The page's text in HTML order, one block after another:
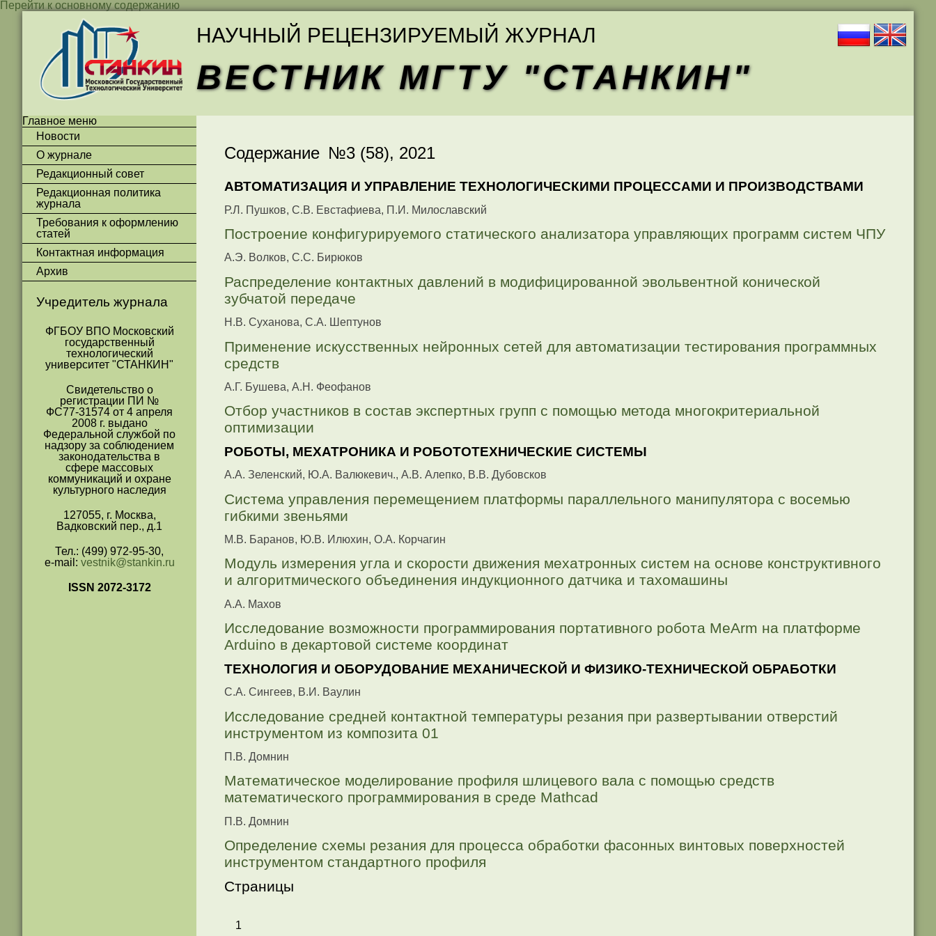
Перейти к основному содержанию
НАУЧНЫЙ РЕЦЕНЗИРУЕМЫЙ ЖУРНАЛ
ВЕСТНИК МГТУ "СТАНКИН"
Главное меню
Новости
О журнале
Редакционный совет
Редакционная политика
журнала
Требования к оформлению
статей
Контактная информация
Архив
Учредитель журнала
ФГБОУ ВПО Московский
государственный
технологический
университет "СТАНКИН"
Свидетельство о
регистрации ПИ №
ФС77-31574 от 4 апреля
2008 г. выдано
Федеральной службой по
надзору за соблюдением
законодательства в
сфере массовых
коммуникаций и охране
культурного наследия
127055, г. Москва,
Вадковский пер., д.1
Тел.: (499) 972-95-30,
e-mail: vestnik@stankin.ru
ISSN 2072-3172
Содержание №3 (58), 2021
АВТОМАТИЗАЦИЯ И УПРАВЛЕНИЕ ТЕХНОЛОГИЧЕСКИМИ ПРОЦЕССАМИ И ПРОИЗВОДСТВАМИ
Р.Л. Пушков, С.В. Евстафиева, П.И. Милославский
Построение конфигурируемого статического анализатора управляющих программ систем ЧПУ
А.Э. Волков, С.С. Бирюков
Распределение контактных давлений в модифицированной эвольвентной конической
зубчатой передаче
Н.В. Суханова, С.А. Шептунов
Применение искусственных нейронных сетей для автоматизации тестирования программных
средств
А.Г. Бушева, А.Н. Феофанов
Отбор участников в состав экспертных групп с помощью метода многокритериальной
оптимизации
РОБОТЫ, МЕХАТРОНИКА И РОБОТОТЕХНИЧЕСКИЕ СИСТЕМЫ
А.А. Зеленский, Ю.А. Валюкевич., А.В. Алепко, В.В. Дубовсков
Система управления перемещением платформы параллельного манипулятора с восемью
гибкими звеньями
М.B. Баранов, Ю.В. Илюхин, О.А. Корчагин
Модуль измерения угла и скорости движения мехатронных систем на основе конструктивного
и алгоритмического объединения индукционного датчика и тахомашины
А.А. Махов
Исследование возможности программирования портативного робота MeArm на платформе
Arduino в декартовой системе координат
ТЕХНОЛОГИЯ И ОБОРУДОВАНИЕ МЕХАНИЧЕСКОЙ И ФИЗИКО-ТЕХНИЧЕСКОЙ ОБРАБОТКИ
С.А. Сингеев, В.И. Ваулин
Исследование средней контактной температуры резания при развертывании отверстий
инструментом из композита 01
П.В. Домнин
Математическое моделирование профиля шлицевого вала с помощью средств
математического программирования в среде Mathcad
П.В. Домнин
Определение схемы резания для процесса обработки фасонных винтовых поверхностей
инструментом стандартного профиля
Страницы
1